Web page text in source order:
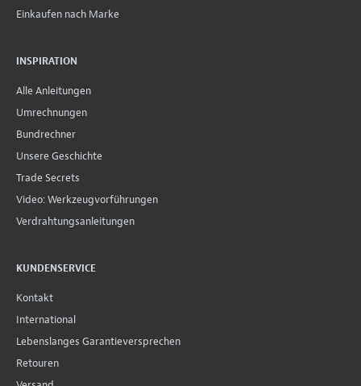
Einkaufen nach Marke
INSPIRATION
Alle Anleitungen
Umrechnungen
Bundrechner
Unsere Geschichte
Trade Secrets
Video: Werkzeugvorführungen
Verdrahtungsanleitungen
KUNDENSERVICE
Kontakt
International
Lebenslanges Garantieversprechen
Retouren